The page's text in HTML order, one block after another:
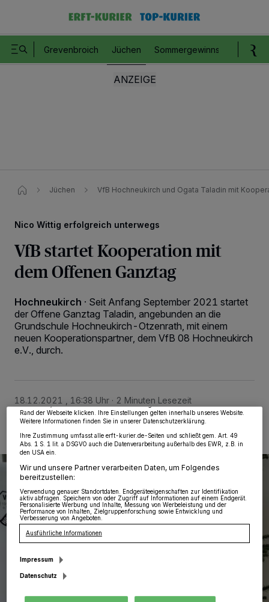
Grevenbroich Jüchen Sommergewinnspiel
Jüchen VfB Hochneukirch und Ogata Taladin mit
Nico Wittig erfolgreich unterwegs
VfB startet Kooperation mit
dem Offenen Ganztag
Hochneukirch · Seit Anfang September 2021 startet
der Offene Ganztag Taladin, angebunden an die
Grundschule Hochneukirch-Otzenrath, mit einem
neuen Kooperationspartner, dem VfB 08 Hochneukirch
e.V., durch.
18.12.2021 , 16:38 Uhr 2 Minuten Lesezeit
Wir und unsere
-Partner speichern und greifen auf personenbezogene Daten
wie Browserdaten oder eindeutige Kennungen auf Ihrem Gerät zu. Durch Auswahl
wieder aufrufen, um Ihre Einstellungen zu ändern oder Ihre Einwilligung zu
widerrufen, indem Sie auf den Link Einstellungen oder Ablehnen am unteren
Rand der Webseite klicken. Ihre Einstellungen gelten innerhalb unseres Website.
Weitere Informationen finden Sie in unserer Datenschutzerklärung.
Ihre Zustimmung umfasst alle erft-kurier.de-Seiten und schließt gem. Art. 49
Abs. 1 S. 1 lit. a DSGVO auch die Datenverarbeitung außerhalb des EWR, z.B. in
den USA ein.
Wir und unsere Partner verarbeiten Daten, um Folgendes
bereitzustellen:
Verwendung genauer Standortdaten. Endgeräteeigenschaften zur Identifikation
aktiv abfragen. Speichern von oder Zugriff auf Informationen auf einem Endgerät.
Personalisierte Werbung und Inhalte, Messung von Werbeleistung und der
Performance von Inhalten, Zielgruppenforschung sowie Entwicklung und
Verbesserung von Angeboten.
Ausführliche Informationen
Impressum
Datenschutz